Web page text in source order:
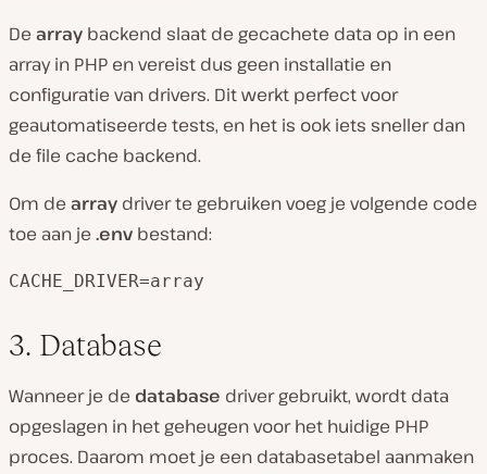
De array backend slaat de gecachete data op in een
array in PHP en vereist dus geen installatie en
configuratie van drivers. Dit werkt perfect voor
geautomatiseerde tests, en het is ook iets sneller dan
de file cache backend.
Om de array driver te gebruiken voeg je volgende code
toe aan je .env bestand:
CACHE_DRIVER=array
3. Database
Wanneer je de database driver gebruikt, wordt data
opgeslagen in het geheugen voor het huidige PHP
proces. Daarom moet je een databasetabel aanmaken